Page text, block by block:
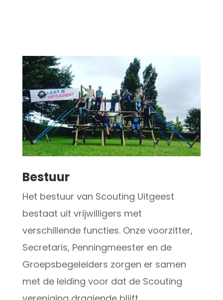
Bestuur
Het bestuur van Scouting Uitgeest
bestaat uit vrijwilligers met
verschillende functies. Onze voorzitter,
Secretaris, Penningmeester en de
Groepsbegeleiders zorgen er samen
met de leiding voor dat de Scouting